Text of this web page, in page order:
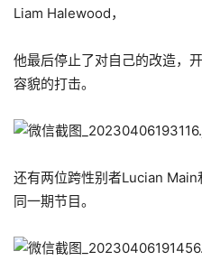
Liam Halewood，
他最后停止了对自己的改造，
容貌的打击。
还有两位跨性别者Lucian
同一期节目。